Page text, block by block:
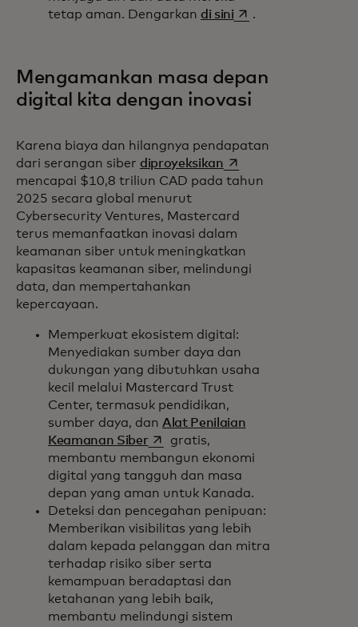
tetap aman. Dengarkan di siniopens in a new tab
.
Mengamankan masa depan
digital kita dengan inovasi
Karena biaya dan hilangnya pendapatan
dari serangan siber diproyeksikanopens in a new tab
mencapai $10,8 triliun CAD pada tahun
2025 secara global menurut
Cybersecurity Ventures, Mastercard
terus memanfaatkan inovasi dalam
keamanan siber untuk meningkatkan
kapasitas keamanan siber, melindungi
data, dan mempertahankan
kepercayaan.
Memperkuat ekosistem digital:
Menyediakan sumber daya dan
dukungan yang dibutuhkan usaha
kecil melalui Mastercard Trust
Center, termasuk pendidikan,
sumber daya, dan Alat Penilaian
Keamanan Siberopens in a new tab
gratis,
membantu membangun ekonomi
digital yang tangguh dan masa
depan yang aman untuk Kanada.
Deteksi dan pencegahan penipuan:
Memberikan visibilitas yang lebih
dalam kepada pelanggan dan mitra
terhadap risiko siber serta
kemampuan beradaptasi dan
ketahanan yang lebih baik,
membantu melindungi sistem